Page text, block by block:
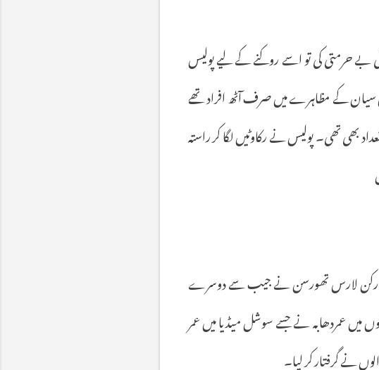
بےحرمتیکیتواسےروکنےکےلیےپولیس
سیانکےمظاہرےمیںصرفآٹھافرادتھے
بھیتھی۔پولیسنےرکاوٹیںلگاکرراستہ
رکنلارستھورسننےجیبسےدوسرے
میںعمردھابہنےجسےسوشلمیڈیامیںعمر
نےگرفتارکرلیا۔